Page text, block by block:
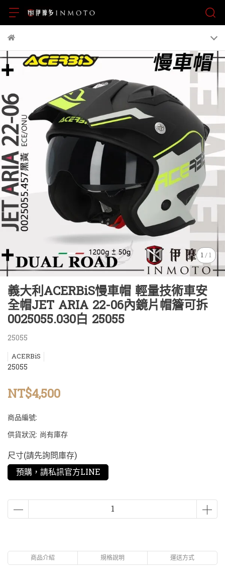
1/1
義大利ACERBiS慢車帽 輕量技術車安
全帽JET ARIA 22-06內鏡片帽簷可拆
0025055.030白 25055
25055
ACERBiS
25055
NT$4,500
商品編號:
供貨狀況: 尚有庫存
尺寸(請先詢問庫存)
預購，請私訊官方LINE
商品介紹 規格說明 運送方式